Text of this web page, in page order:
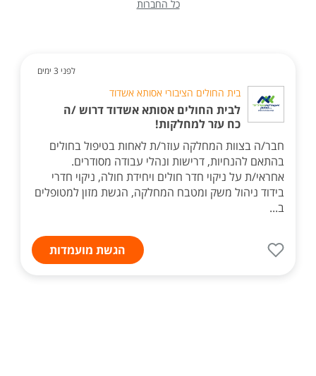
כל החברות
לפני 3 ימים
בית החולים הציבורי אסותא אשדוד
לבית החולים אסותא אשדוד דרוש /ה
כח עזר למחלקות!
חבר/ה בצוות המחלקה עוזר/ת לאחות בטיפול בחולים
בהתאם להנחיות, דרישות ונהלי עבודה מסודרים.
אחראי/ת על ניקוי חדר חולים ויחידת חולה, ניקוי חדרי
בידוד ניהול משק ומטבח המחלקה, הגשת מזון למטופלים
ב...
הגשת מועמדות